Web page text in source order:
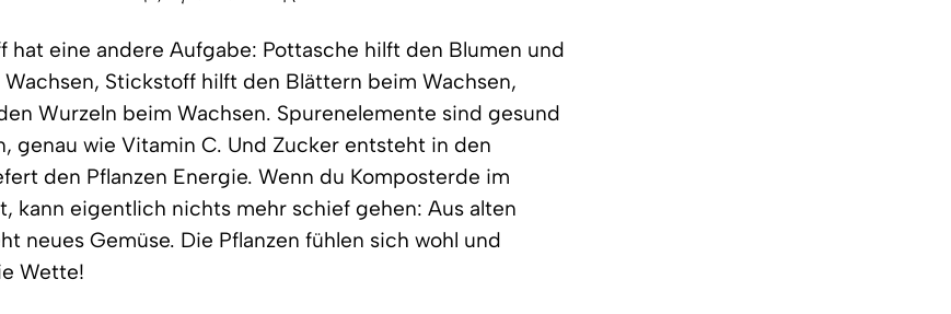
hat eine andere Aufgabe: Pottasche hilft den Blumen und
Stickstoff hilft den Blättern beim Wachsen,
Wurzeln beim Wachsen. Spurenelemente sind gesund
genau wie Vitamin C. Und Zucker entsteht in den
den Pflanzen Energie. Wenn du Komposterde im
kann eigentlich nichts mehr schief gehen: Aus alten
neues Gemüse. Die Pflanzen fühlen sich wohl und
Wette!